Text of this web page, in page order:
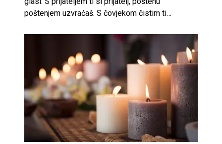
poštenjem uzvraćaš. S čovjekom čistim ti…